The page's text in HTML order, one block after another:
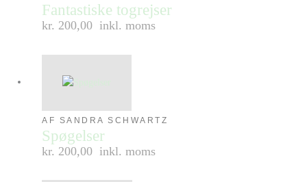
Fantastiske togrejser
kr. 200,00 inkl. moms
AF SANDRA SCHWARTZ
Spøgelser
kr. 200,00 inkl. moms